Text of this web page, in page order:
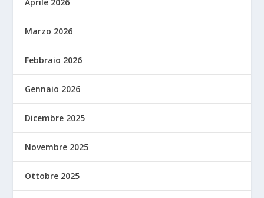
Marzo 2026
Febbraio 2026
Gennaio 2026
Dicembre 2025
Novembre 2025
Ottobre 2025